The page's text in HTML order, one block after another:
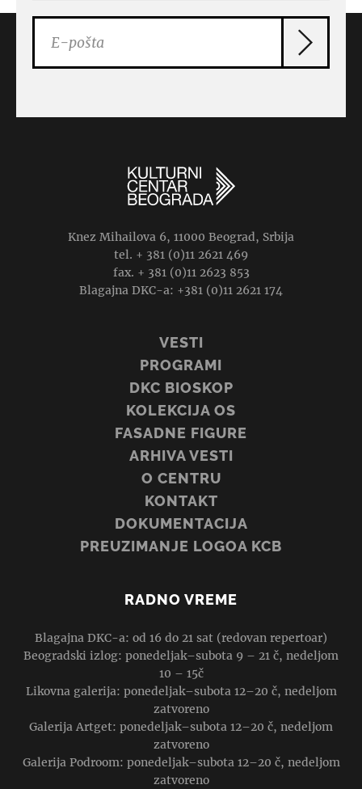
Knez Mihailova 6, 11000 Beograd, Srbija
tel. + 381 (0)11 2621 469
fax. + 381 (0)11 2623 853
Blagajna DKC-a: +381 (0)11 2621 174
VESTI
PROGRAMI
DKC BIOSKOP
KOLEKCIJA OS
FASADNE FIGURE
ARHIVA VESTI
O CENTRU
KONTAKT
DOKUMENTACIJA
PREUZIMANJE LOGOA KCB
RADNO VREME
Blagajna DKC-a: od 16 do 21 sat (redovan repertoar)
Beogradski izlog: ponedeljak–subota 9 – 21 č, nedeljom
10 – 15č
Likovna galerija: ponedeljak–subota 12–20 č, nedeljom
zatvoreno
Galerija Artget: ponedeljak–subota 12–20 č, nedeljom
zatvoreno
Galerija Podroom: ponedeljak–subota 12–20 č, nedeljom
zatvoreno